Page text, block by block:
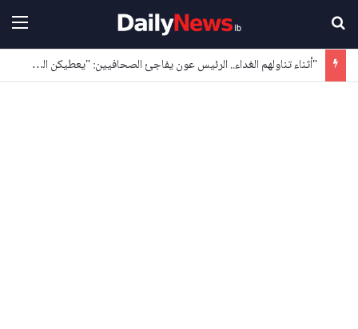
"أثناء تناولهم الغداء.. الرئيس عون يفاجئ الصحافيين: "يعطيكن العافية"